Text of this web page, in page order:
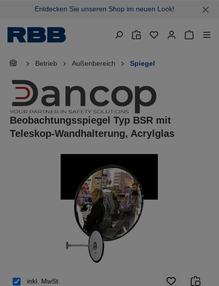
springenEntdecken Sie unseren Shop im neuen Look!
Betrieb Außenbereich Spiegel
Beobachtungsspiegel Typ BSR mit
Teleskop-Wandhalterung, Acrylglas
inkl. MwSt.